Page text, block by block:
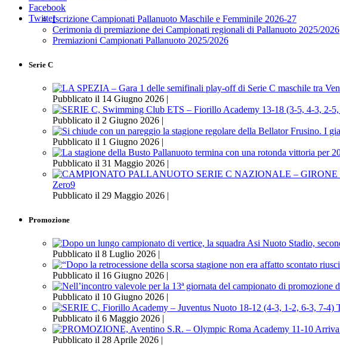
Facebook
TwitterIscrizione Campionati Pallanuoto Maschile e Femminile 2026-27
Cerimonia di premiazione dei Campionati regionali di Pallanuoto 2025/2026
Premiazioni Campionati Pallanuoto 2025/2026
Serie C
Pubblicato il 14 Giugno 2026 |
Pubblicato il 2 Giugno 2026 |
Pubblicato il 1 Giugno 2026 |
Pubblicato il 31 Maggio 2026 |
Zero9
Pubblicato il 29 Maggio 2026 |
Promozione
Pubblicato il 8 Luglio 2026 |
Pubblicato il 16 Giugno 2026 |
Pubblicato il 10 Giugno 2026 |
Pubblicato il 6 Maggio 2026 |
Pubblicato il 28 Aprile 2026 |